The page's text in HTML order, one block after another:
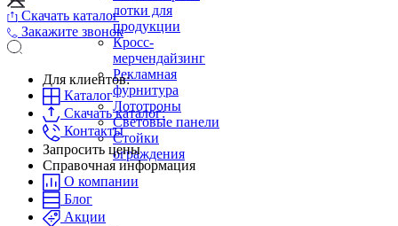
лотки для
продукции
Кросс-
мерчендайзинг
Рекламная
фурнитура
Лототроны
Световые панели
Стойки
ограждения
Скачать каталог
Закажите звонок
Для клиентов:
Каталог
Скачать каталог:
Контакты
Запросить цены
Справочная информация
О компании
Блог
Акции